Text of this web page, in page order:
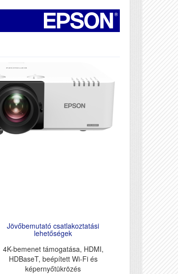
Jövőbemutató csatlakoztatási
lehetőségek
4K-bemenet támogatása, HDMI,
HDBaseT, beépített Wi-Fi és
képernyőtükrözés